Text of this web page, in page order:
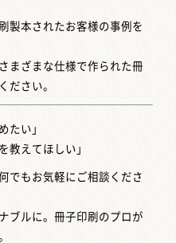
製本されたお客様の事例を
まざまな仕様で作られた冊
ださい。
たい」
教えてほしい」
でもお気軽にご相談くださ
ブルに。冊子印刷のプロが